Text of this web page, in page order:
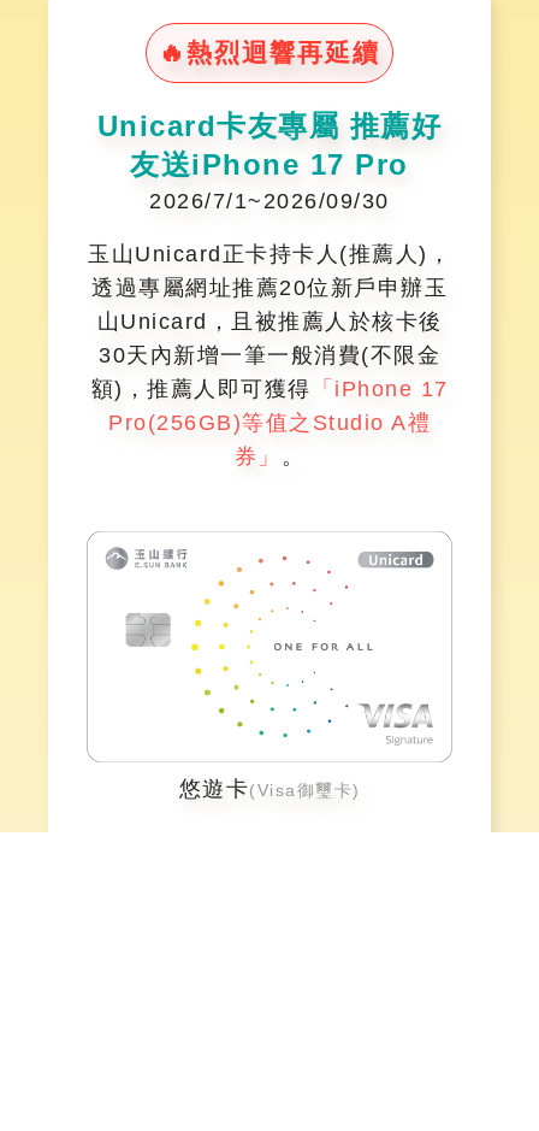
🔥熱烈迴響再延續
Unicard卡友專屬 推薦好
友送iPhone 17 Pro
2026/7/1~ 2026/09/30
玉山Unicard正卡持卡人(推薦人)，
透過專屬網址推薦20位新戶申辦玉
山Unicard，且被推薦人於核卡後
30天內新增一筆一般消費(不限金
額)，推薦人即可獲得 「iPhone 17
Pro(256GB)等值之Studio A禮
券」 。
悠遊卡(Visa御璽卡)